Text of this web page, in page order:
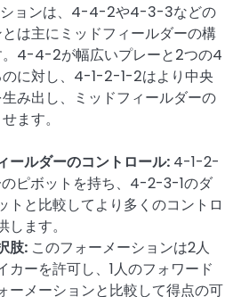
ョンは、4-4-2や4-3-3などの
は主にミッドフィールダーの構
。4-4-2が幅広いプレーと2つの4
のに対し、4-1-2-1-2はより中央
み出し、ミッドフィールダーの
ます。
ールダーのコントロール: 4-1-2-
ピボットを持ち、4-2-3-1のダ
トと比較してより多くのコントロ
します。
肢: このフォーメーションは2人
カーを許可し、1人のフォワード
ーメーションと比較して得点の可